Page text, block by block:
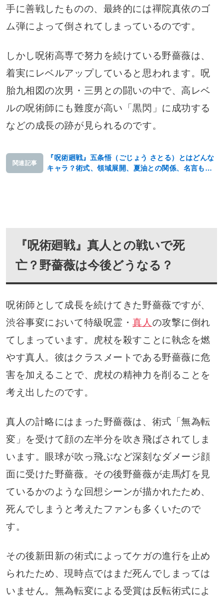
手に善戦したものの、最終的には禪院真依のゴ
ム弾によって倒されてしまっているのです。
しかし呪術高専で努力を続けている野薔薇は、
着実にレベルアップしていると思われます。呪
胎九相図の次男・三男との闘いの中で、高レベ
ルの呪術師にも難度が高い「黒閃」に成功する
などの成長の跡が見られるのです。
関連記事
『呪術廻戦』五条悟（ごじょう さとる）とはどんな
キャラ？術式、領域展開、夏油との関係、名言もご
『呪術廻戦』真人との戦いで死
亡？野薔薇は今後どうなる？
呪術師として成長を続けてきた野薔薇ですが、
渋谷事変において特級呪霊・真人 の攻撃に倒れ
てしまっています。虎杖を殺すことに執念を燃
やす真人。彼はクラスメートである野薔薇に危
害を加えることで、虎杖の精神力を削ることを
考え出したのです。
真人の計略にはまった野薔薇は、術式「無為転
変」を受けて顔の左半分を吹き飛ばされてしま
います。眼球が吹っ飛ぶなど深刻なダメージ顔
面に受けた野薔薇。その後野薔薇が走馬灯を見
ているかのような回想シーンが描かれたため、
死んでしまうと考えたファンも多くいたので
す。
その後新田新の術式によってケガの進行を止め
られたため、現時点ではまだ死んでしまっては
いません。無為転変による受賞は反転術式によ